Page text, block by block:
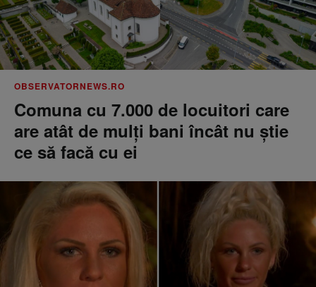
OBSERVATORNEWS.RO
Comuna cu 7.000 de locuitori care
are atât de mulți bani încât nu știe
ce să facă cu ei